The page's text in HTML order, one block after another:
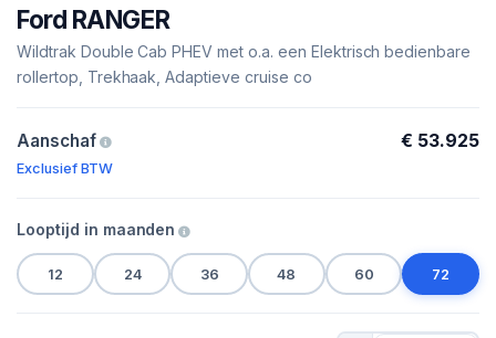
Ford RANGER
Wildtrak Double Cab PHEV met o.a. een Elektrisch bedienbare
rollertop, Trekhaak, Adaptieve cruise co
Aanschaf € 53.925
Exclusief BTW
Looptijd in maanden
12 24 36 48 60 72